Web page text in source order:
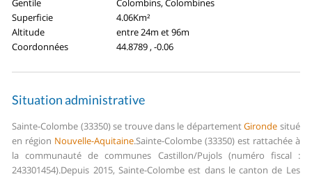
Gentile
Colombins, Colombines
Superficie
4.06Km²
Altitude
entre 24m et 96m
Coordonnées
44.8789 , -0.06
Situation administrative
Sainte-Colombe (33350) se trouve dans le départementGironde situé
en région Nouvelle-Aquitaine.Sainte-Colombe (33350) est rattachée à
la communauté de communes Castillon/Pujols (numéro fiscal :
243301454).Depuis 2015, Sainte-Colombe est dans le canton de Les